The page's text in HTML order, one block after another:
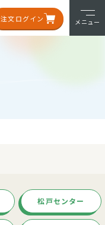
注文ログイン メニュー
松戸センター